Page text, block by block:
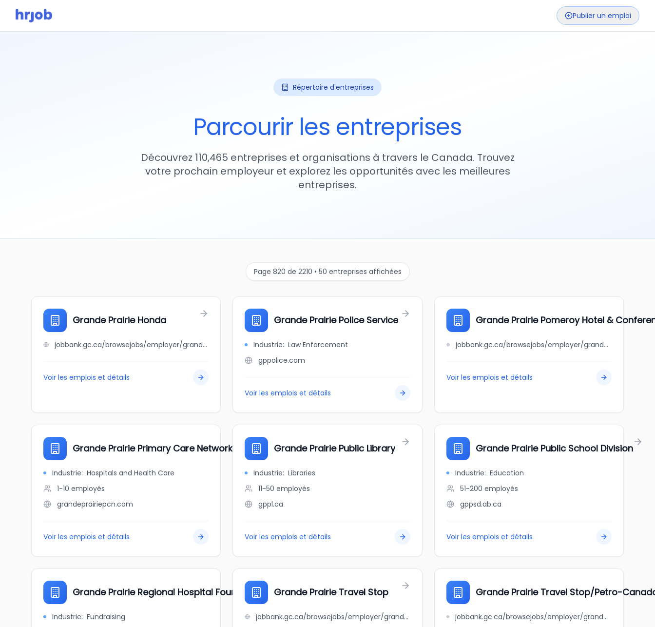
Publier un emploi
Répertoire d'entreprises
Parcourir les entreprises
Découvrez 110,465 entreprises et organisations à travers le Canada. Trouvez
votre prochain employeur et explorez les opportunités avec les meilleures
entreprises.
Page 820 de 2210 • 50 entreprises affichées
Grande Prairie Honda
jobbank.gc.ca/browsejobs/employer/grande+prairie+honda/ca
Voir les emplois et détails
Grande Prairie Police Service
Industrie: Law Enforcement
gppolice.com
Voir les emplois et détails
Grande Prairie Pomeroy Hotel &
jobbank.gc.ca/browsejobs/employer/grande+prairie+pomeroy+hotel+%26+conference+centre/ca
Voir les emplois et détails
Grande Prairie Primary Care Network
Industrie: Hospitals and Health Care
1-10 employés
grandeprairiepcn.com
Voir les emplois et détails
Grande Prairie Public Library
Industrie: Libraries
11-50 employés
gppl.ca
Voir les emplois et détails
Grande Prairie Public School Division
Industrie: Education
51-200 employés
gppsd.ab.ca
Voir les emplois et détails
Grande Prairie Regional Hospital Foundation
Industrie: Fundraising
Grande Prairie Travel Stop
jobbank.gc.ca/browsejobs/employer/grande+prairie+travel+stop/ca
Grande Prairie Travel Stop/Petro-
jobbank.gc.ca/browsejobs/employer/grande+prairie+travel+stop%2Fpetro-canada+%28hway+43+west%29/ca